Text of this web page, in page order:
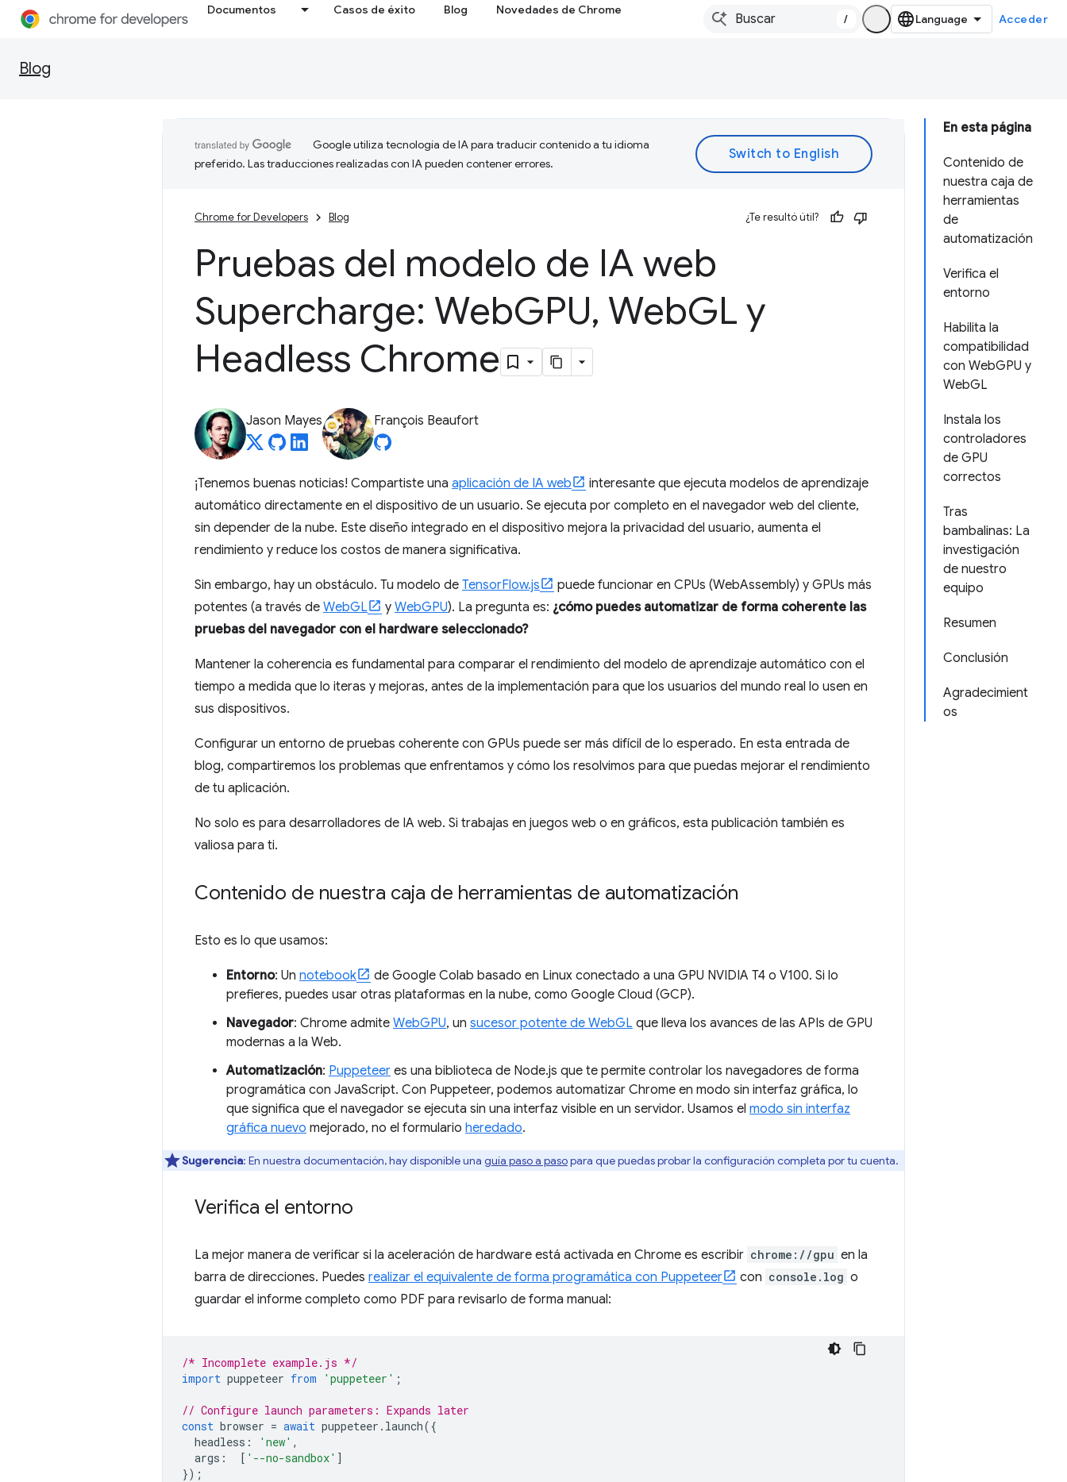
Documentos Casos de éxito Blog Novedades de Chrome
/ Acceder
Blog
En esta página
Contenido de
nuestra caja de
herramientas
de
automatización
Verifica el
entorno
Habilita la
compatibilidad
con WebGPU y
WebGL
Instala los
controladores
de GPU
correctos
Tras
bambalinas: La
investigación
de nuestro
equipo
Resumen
Conclusión
Agradecimient
os
Google utiliza tecnología de IA para traducir contenido a tu idioma
preferido. Las traducciones realizadas con IA pueden contener errores.
Chrome for Developers Blog ¿Te resultó útil?
Pruebas del modelo de IA web
Supercharge: WebGPU, WebGL y
Headless Chrome
Jason Mayes François Beaufort
¡Tenemos buenas noticias! Compartiste una aplicación de IA web
interesante que ejecuta modelos de aprendizaje
automático directamente en el dispositivo de un usuario. Se ejecuta por completo en el navegador web del cliente,
sin depender de la nube. Este diseño integrado en el dispositivo mejora la privacidad del usuario, aumenta el
rendimiento y reduce los costos de manera significativa.
Sin embargo, hay un obstáculo. Tu modelo de TensorFlow.js
puede funcionar en CPUs (WebAssembly) y GPUs más
potentes (a través de WebGL y WebGPU). La pregunta es: ¿cómo puedes automatizar de forma coherente las
pruebas del navegador con el hardware seleccionado?
Mantener la coherencia es fundamental para comparar el rendimiento del modelo de aprendizaje automático con el
tiempo a medida que lo iteras y mejoras, antes de la implementación para que los usuarios del mundo real lo usen en
sus dispositivos.
Configurar un entorno de pruebas coherente con GPUs puede ser más difícil de lo esperado. En esta entrada de
blog, compartiremos los problemas que enfrentamos y cómo los resolvimos para que puedas mejorar el rendimiento
de tu aplicación.
No solo es para desarrolladores de IA web. Si trabajas en juegos web o en gráficos, esta publicación también es
valiosa para ti.
Contenido de nuestra caja de herramientas de automatización
Esto es lo que usamos:
Entorno: Un notebook
de Google Colab basado en Linux conectado a una GPU NVIDIA T4 o V100. Si lo
prefieres, puedes usar otras plataformas en la nube, como Google Cloud (GCP).
Navegador: Chrome admite WebGPU, un sucesor potente de WebGL que lleva los avances de las APIs de GPU
modernas a la Web.
Automatización: Puppeteer es una biblioteca de Node.js que te permite controlar los navegadores de forma
programática con JavaScript. Con Puppeteer, podemos automatizar Chrome en modo sin interfaz gráfica, lo
que significa que el navegador se ejecuta sin una interfaz visible en un servidor. Usamos el modo sin interfaz
gráfica nuevo mejorado, no el formulario heredado.
Sugerencia: En nuestra documentación, hay disponible una guía paso a pasopara que puedas probar la configuración completa por tu cuenta.
Verifica el entorno
La mejor manera de verificar si la aceleración de hardware está activada en Chrome es escribir chrome://gpu en la
barra de direcciones. Puedes realizar el equivalente de forma programática con Puppeteer con console.log o
guardar el informe completo como PDF para revisarlo de forma manual:
/* Incomplete example.js */
import puppeteer from 'puppeteer' ;
// Configure launch parameters: Expands later
const browser = await puppeteer . launch({
headless : 'new' ,
args : [ '--no-sandbox' ]
});